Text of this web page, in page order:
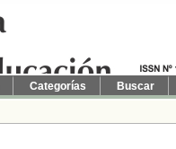
Categorías Buscar